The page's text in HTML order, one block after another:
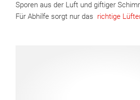
Sporen aus der Luft und giftiger
Für Abhilfe sorgt nur das richtige